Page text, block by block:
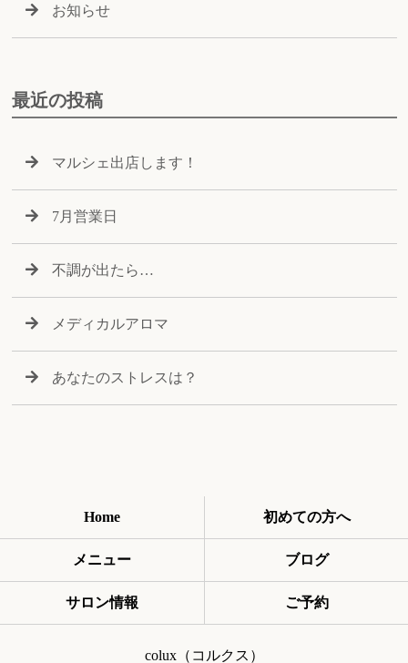
お知らせ
最近の投稿
マルシェ出店します！
7月営業日
不調が出たら…
メディカルアロマ
あなたのストレスは？
Home 初めての方へ
メニュー ブログ
サロン情報 ご予約
colux（コルクス）